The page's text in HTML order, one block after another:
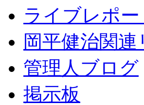
ライブレポ
岡平健治関連
管理人ブログ
掲示板